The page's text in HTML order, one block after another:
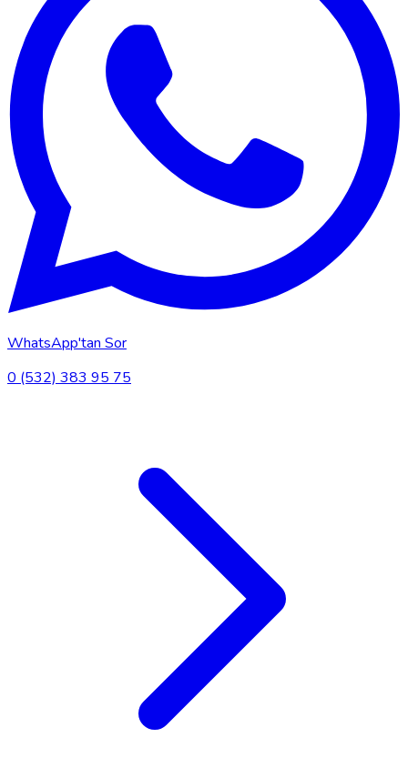
WhatsApp'tan Sor
0 (532) 383 95 75